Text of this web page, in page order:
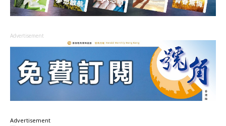
Advertisement
Advertisement